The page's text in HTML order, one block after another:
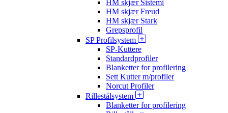
HM skjær Sistemi
HM skjær Freud
HM skjær Stark
Grepsprofil
SP Profilsystem
SP-Kuttere
Standardprofiler
Blanketter for profilering
Sett Kutter m/profiler
Norcut Profiler
Rillestålsystem
Blanketter for profilering